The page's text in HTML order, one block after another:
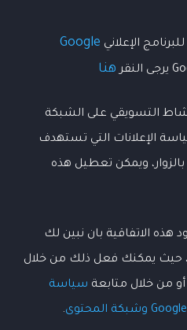
الإعلاني Google
هنا
التسويقي على الشبكة
الإعلانات التي تستهدف
ويمكن تعطيل هذه
هذه الاتفاقية بان نبين لك
حيث يمكنك فعل ذلك من خلال
من خلال متابعة سياسة
.